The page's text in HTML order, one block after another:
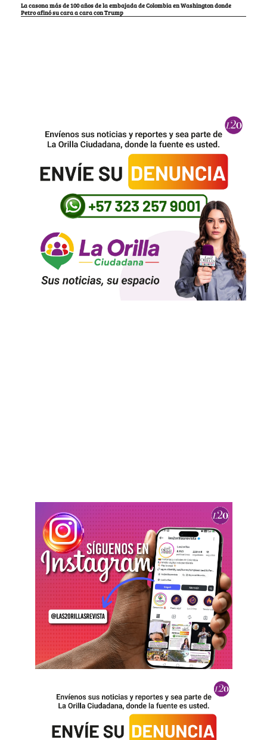
La casona más de 100 años de la embajada de Colombia en Washington donde
Petro afinó su cara a cara con Trump